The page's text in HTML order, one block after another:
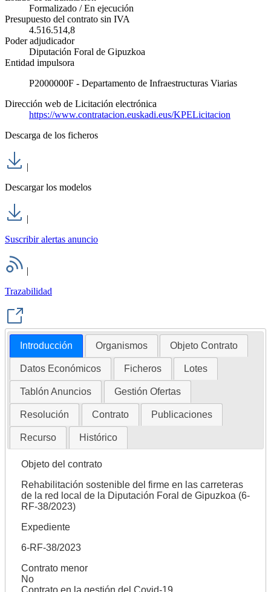
Formalizado / En ejecución
Presupuesto del contrato sin IVA
4.516.514,8
Poder adjudicador
Diputación Foral de Gipuzkoa
Entidad impulsora
P2000000F - Departamento de Infraestructuras Viarias
Dirección web de Licitación electrónica
https://www.contratacion.euskadi.eus/KPELicitacion
Descarga de los ficheros
|
Descargar los modelos
|
Suscribir alertas anuncio
|
Trazabilidad
Introducción Organismos Objeto Contrato
Datos Económicos Ficheros Lotes
Tablón Anuncios Gestión Ofertas
Resolución Contrato Publicaciones
Recurso Histórico
Objeto del contrato
Rehabilitación sostenible del firme en las carreteras
de la red local de la Diputación Foral de Gipuzkoa (6-
RF-38/2023)
Expediente
6-RF-38/2023
Contrato menor
No
Contrato en la gestión del Covid-19